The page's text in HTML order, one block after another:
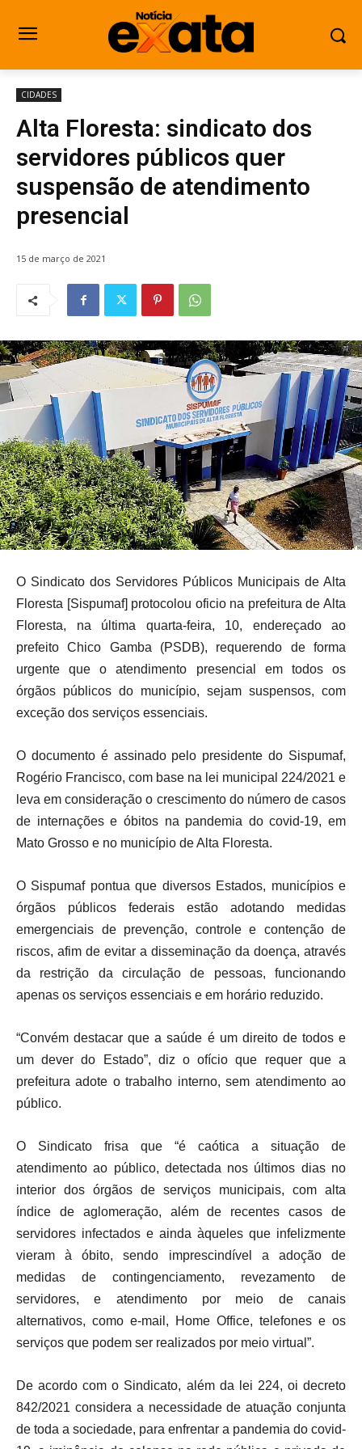
CIDADES
Alta Floresta: sindicato dos
servidores públicos quer
suspensão de atendimento
presencial
15 de março de 2021
O Sindicato dos Servidores Públicos Municipais de Alta
Floresta [Sispumaf] protocolou oficio na prefeitura de Alta
Floresta, na última quarta-feira, 10, endereçado ao
prefeito Chico Gamba (PSDB), requerendo de forma
urgente que o atendimento presencial em todos os
órgãos públicos do município, sejam suspensos, com
exceção dos serviços essenciais.
O documento é assinado pelo presidente do Sispumaf,
Rogério Francisco, com base na lei municipal 224/2021 e
leva em consideração o crescimento do número de casos
de internações e óbitos na pandemia do covid-19, em
Mato Grosso e no município de Alta Floresta.
O Sispumaf pontua que diversos Estados, municípios e
órgãos públicos federais estão adotando medidas
emergenciais de prevenção, controle e contenção de
riscos, afim de evitar a disseminação da doença, através
da restrição da circulação de pessoas, funcionando
apenas os serviços essenciais e em horário reduzido.
“Convém destacar que a saúde é um direito de todos e
um dever do Estado”, diz o ofício que requer que a
prefeitura adote o trabalho interno, sem atendimento ao
público.
O Sindicato frisa que “é caótica a situação de
atendimento ao público, detectada nos últimos dias no
interior dos órgãos de serviços municipais, com alta
índice de aglomeração, além de recentes casos de
servidores infectados e ainda àqueles que infelizmente
vieram à óbito, sendo imprescindível a adoção de
medidas de contingenciamento, revezamento de
servidores, e atendimento por meio de canais
alternativos, como e-mail, Home Office, telefones e os
serviços que podem ser realizados por meio virtual”.
De acordo com o Sindicato, além da lei 224, oi decreto
842/2021 considera a necessidade de atuação conjunta
de toda a sociedade, para enfrentar a pandemia do covid-